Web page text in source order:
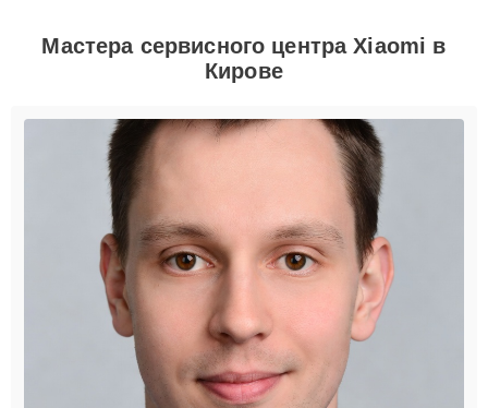
Мастера сервисного центра Xiaomi в
Кирове